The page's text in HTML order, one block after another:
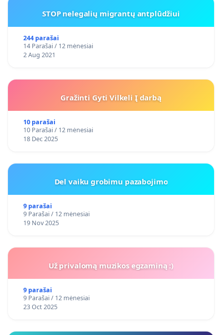
STOP nelegalių migrantų antplūdžiui
244 parašai
14 Parašai / 12 mėnesiai
2 Aug 2021
Gražinti Gyti Vilkeli Į darbą
10 parašai
10 Parašai / 12 mėnesiai
18 Dec 2025
Del vaiku grobimu pazabojimo
9 parašai
9 Parašai / 12 mėnesiai
19 Nov 2025
Už privalomą muzikos egzaminą :)
9 parašai
9 Parašai / 12 mėnesiai
23 Oct 2025